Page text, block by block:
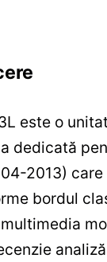
este o
dedicată
2013)
bordul